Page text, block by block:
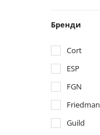
Бренди
Cort
ESP
FGN
Friedman
Guild